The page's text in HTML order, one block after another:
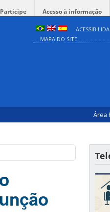
Participe Acesso à informação
MAPA DO SITE
Área